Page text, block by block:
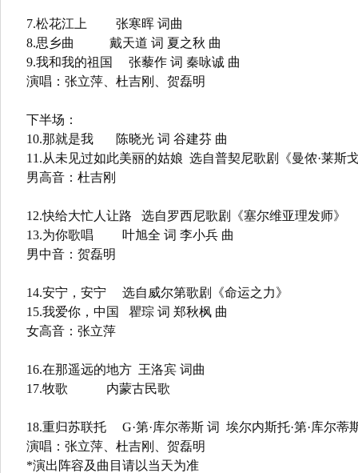
7.松花江上 张寒晖 词曲
8.思乡曲 戴天道 词 夏之秋 曲
9.我和我的祖国 张藜作 词 秦咏诚 曲
演唱：张立萍、杜吉刚、贺磊明
下半场：
10.那就是我 陈晓光 词 谷建芬 曲
11.从未见过如此美丽的姑娘 选自普契尼歌剧《曼侬·莱斯
男高音：杜吉刚
12.快给大忙人让路 选自罗西尼歌剧《塞尔维亚理发师》
13.为你歌唱 叶旭全 词 李小兵 曲
男中音：贺磊明
14.安宁，安宁 选自威尔第歌剧《命运之力》
15.我爱你，中国 瞿琮 词 郑秋枫 曲
女高音：张立萍
16.在那遥远的地方 王洛宾 词曲
17.牧歌 内蒙古民歌
18.重归苏联托 G·第·库尔蒂斯 词 埃尔内斯托·第·库尔蒂
演唱：张立萍、杜吉刚、贺磊明
*演出阵容及曲目请以当天为准